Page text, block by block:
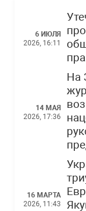
6 ИЮЛЯ
2026, 16:11
14 МАЯ
2026, 17:36
На
16 МАРТА
2026, 11:43